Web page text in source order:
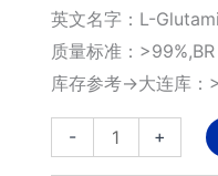
英文名字：L-
质量标准：>99%,BR
库存参考→大连库：
-
谷
+